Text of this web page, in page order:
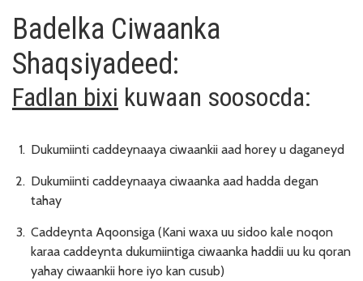
Badelka Ciwaanka
Shaqsiyadeed:
Fadlan bixi kuwaan soosocda:
Dukumiinti caddeynaaya ciwaankii aad horey u daganeyd
Dukumiinti caddeynaaya ciwaanka aad hadda degan
tahay
Caddeynta Aqoonsiga (Kani waxa uu sidoo kale noqon
karaa caddeynta dukumiintiga ciwaanka haddii uu ku qoran
yahay ciwaankii hore iyo kan cusub)